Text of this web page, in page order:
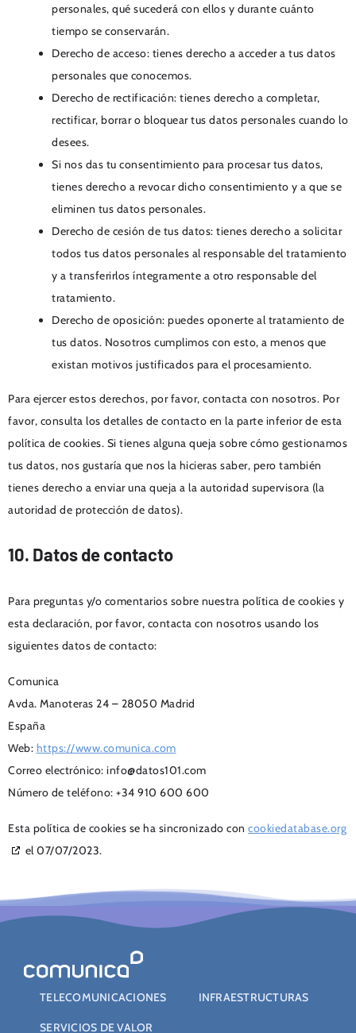
personales, qué sucederá con ellos y durante cuánto
tiempo se conservarán.
Derecho de acceso: tienes derecho a acceder a tus datos
personales que conocemos.
Derecho de rectificación: tienes derecho a completar,
rectificar, borrar o bloquear tus datos personales cuando lo
desees.
Si nos das tu consentimiento para procesar tus datos,
tienes derecho a revocar dicho consentimiento y a que se
eliminen tus datos personales.
Derecho de cesión de tus datos: tienes derecho a solicitar
todos tus datos personales al responsable del tratamiento
y a transferirlos íntegramente a otro responsable del
tratamiento.
Derecho de oposición: puedes oponerte al tratamiento de
tus datos. Nosotros cumplimos con esto, a menos que
existan motivos justificados para el procesamiento.
Para ejercer estos derechos, por favor, contacta con nosotros. Por
favor, consulta los detalles de contacto en la parte inferior de esta
política de cookies. Si tienes alguna queja sobre cómo gestionamos
tus datos, nos gustaría que nos la hicieras saber, pero también
tienes derecho a enviar una queja a la autoridad supervisora (la
autoridad de protección de datos).
10. Datos de contacto
Para preguntas y/o comentarios sobre nuestra política de cookies y
esta declaración, por favor, contacta con nosotros usando los
siguientes datos de contacto:
Comunica
Avda. Manoteras 24 – 28050 Madrid
España
Web: https://www.comunica.com
Correo electrónico: info@datos101.com
Número de teléfono: +34 910 600 600
Esta política de cookies se ha sincronizado con cookiedatabase.org
el 07/07/2023.
TELECOMUNICACIONES INFRAESTRUCTURAS
SERVICIOS DE VALOR